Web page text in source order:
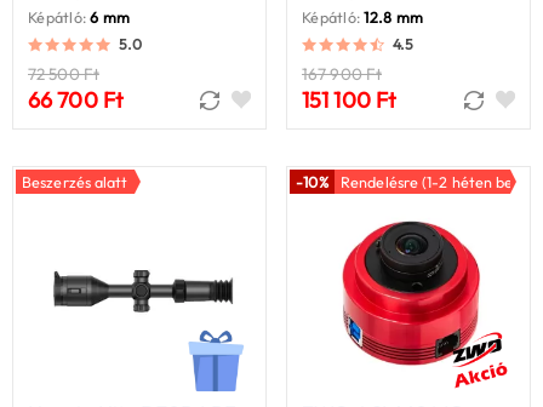
Képátló: 6 mm
5.0
72 500 Ft
66 700 Ft
Képátló: 12.8 mm
4.5
167 900 Ft
151 100 Ft
Beszerzés alatt -10% Rendelésre (1-2 héten belül)